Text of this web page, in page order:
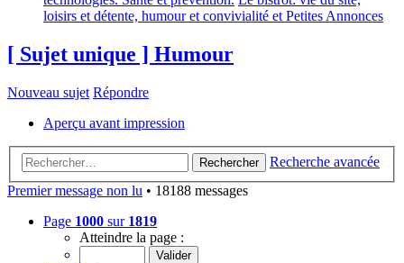
loisirs et détente, humour et convivialité et Petites Annonces
[ Sujet unique ] Humour
Nouveau sujet Répondre
Aperçu avant impression
Rechercher
Recherche avancée
Premier message non lu • 18188 messages
Page 1000 sur 1819
Atteindre la page :